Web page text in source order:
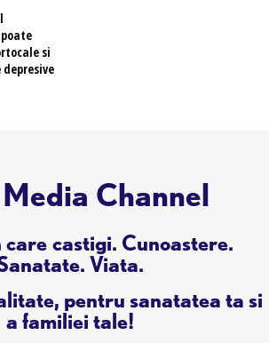
poate
si
Channel
castigi. Cunoastere.
Viata.
pentru sanatatea ta si
a familiei tale!